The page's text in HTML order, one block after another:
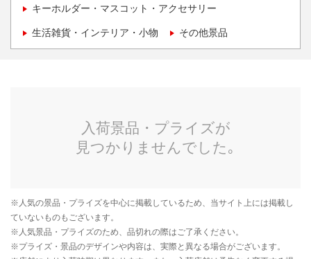
キーホルダー・マスコット・アクセサリー
生活雑貨・インテリア・小物 その他景品